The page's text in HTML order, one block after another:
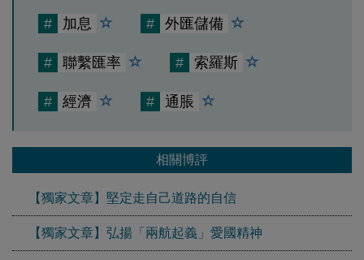
# 加息 # 外匯儲備
# 聯繫匯率 # 索羅斯
# 經濟 # 通脹
相關博評
【獨家文章】堅定走自己道路的自信
【獨家文章】弘揚「兩航起義」愛國精神